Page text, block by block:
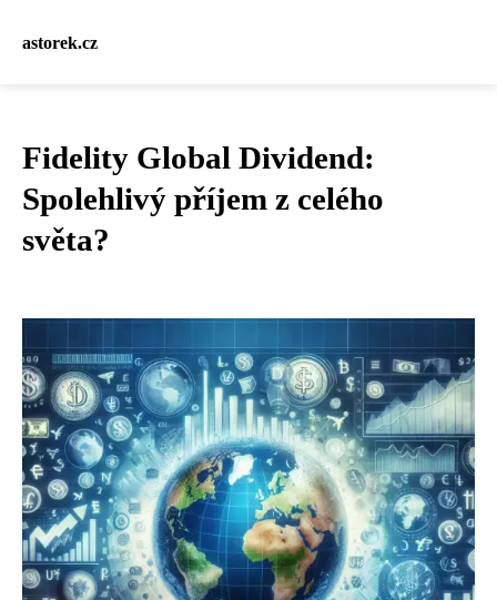
astorek.cz
Fidelity Global Dividend:
Spolehlivý příjem z celého
světa?